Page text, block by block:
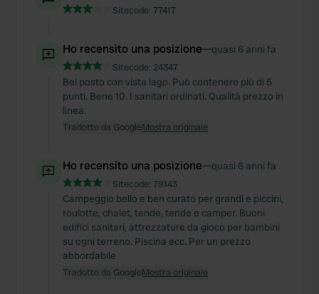
Sitecode: 77417
Ho recensito una posizione—quasi 6 anni fa
Sitecode: 24347
Bel posto con vista lago. Può contenere più di 5
punti. Bene 10. I sanitari ordinati. Qualità prezzo in
linea.
Tradotto da GoogleMostra originale
Ho recensito una posizione—quasi 6 anni fa
Sitecode: 79143
Campeggio bello e ben curato per grandi e piccini,
roulotte, chalet, tende, tende e camper. Buoni
edifici sanitari, attrezzature da gioco per bambini
su ogni terreno. Piscina ecc. Per un prezzo
abbordabile
Tradotto da GoogleMostra originale